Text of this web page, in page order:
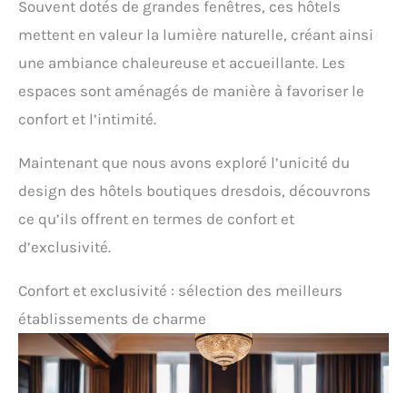
Souvent dotés de grandes fenêtres, ces hôtels
mettent en valeur la lumière naturelle, créant ainsi
une ambiance chaleureuse et accueillante. Les
espaces sont aménagés de manière à favoriser le
confort et l’intimité.
Maintenant que nous avons exploré l’unicité du
design des hôtels boutiques dresdois, découvrons
ce qu’ils offrent en termes de confort et
d’exclusivité.
Confort et exclusivité : sélection des meilleurs
établissements de charme